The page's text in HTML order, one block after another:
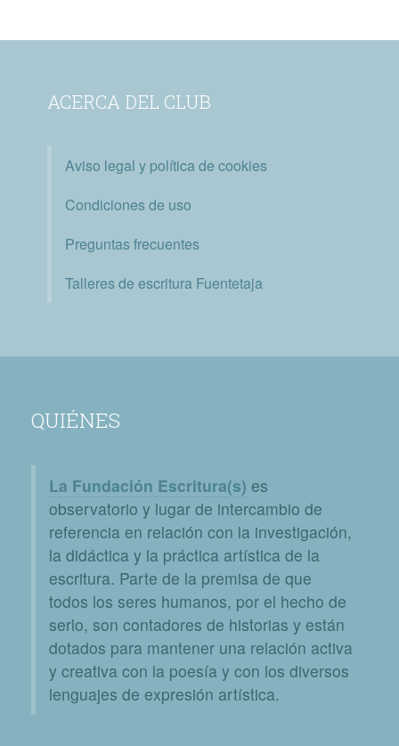
ACERCA DEL CLUB
Aviso legal y política de cookies
Condiciones de uso
Preguntas frecuentes
Talleres de escritura Fuentetaja
QUIÉNES
La Fundación Escritura(s) es
observatorio y lugar de intercambio de
referencia en relación con la investigación,
la didáctica y la práctica artística de la
escritura. Parte de la premisa de que
todos los seres humanos, por el hecho de
serlo, son contadores de historias y están
dotados para mantener una relación activa
y creativa con la poesía y con los diversos
lenguajes de expresión artística.